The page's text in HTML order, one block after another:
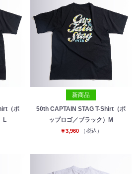
（ポ
L
新商品
50th CAPTAIN STAG T-Shirt（ポ
ップロゴ／ブラック）M
￥3,960 （税込）